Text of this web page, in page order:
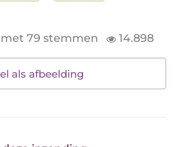
met 79 stemmen 14.898
als afbeelding